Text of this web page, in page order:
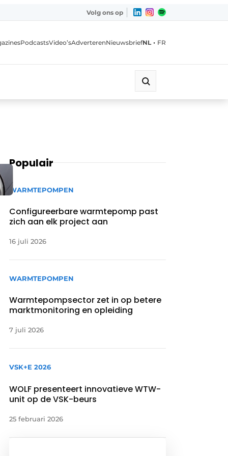
Volg ons op
PodcastsVideo’sAdverterenNieuwsbriefNL • FR
Populair
WARMTEPOMPEN
Configureerbare warmtepomp past
zich aan elk project aan
16 juli 2026
WARMTEPOMPEN
Warmtepompsector zet in op betere
marktmonitoring en opleiding
7 juli 2026
VSK+E 2026
WOLF presenteert innovatieve WTW-
unit op de VSK-beurs
25 februari 2026